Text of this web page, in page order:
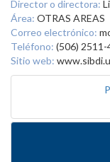
Director o directora:
Área: OTRAS AREAS
Correo electrónico:
Teléfono: (506)
Sitio web: